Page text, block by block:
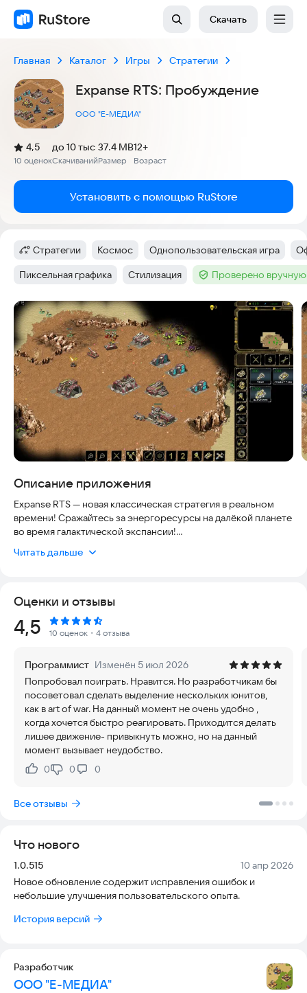
Скачать
Главная Каталог Игры Стратегии
Expanse RTS: Пробуждение
ООО "Е-МЕДИА"
Рейтинг:
4,5
(
10 оценок
)
Скачиваний
до 10 тыс
Размер
37.4 MB
Возраст
12+
Установить с помощью RuStore
Категория:
Стратегии Тег:
Космос Тег:
Однопользовательская игра
Тег:
Пиксельная графика Тег:
Стилизация Тег :Проверено
Скриншоты
Описание приложения
Expanse RTS — новая классическая стратегия в реальном
времени! Сражайтесь за энергоресурсы на далёкой планете
во время галактической экспансии!
В 25 веке человечество покинуло родную Землю для
обнаружено не было. На максимально дружелюбной к
землянам планете между тремя фракциями — учёными,
инженерами и военными — разгорелся конфликт. Каждая
захотела выполнить свою новую задачу: остаться, лететь
ресурсов планеты не хватит даже на две фракции. Кто
победит? Решать вам! Выберите фракцию и приведите её к
победе!
Вас ожидает:
Классическая стратегия в реальном времени
3 фракции, каждая со своими особенностями баланса и
Полноценный мультиплеер
Читать дальше
Оценки и отзывы
Рейтинг:
4,5 10 оценок ・4 отзыва
Программист Изменён 5 июл 2026
Попробовал поиграть. Нравится. Но разработчикам бы
посоветовал сделать выделение нескольких юнитов,
как в art of war. На данный момент не очень удобно ,
когда хочется быстро реагировать. Приходится делать
лишее движение- привыкнуть можно, но на данный
момент вызывает неудобство.
Нравится:
0Не нравится:
0 0
Все отзывы
Что нового
Версия:
1.0.515 Дата:
10 апр 2026
Новое обновление содержит исправления ошибок и
небольшие улучшения пользовательского опыта.
История версий
Разработчик
ООО "Е-МЕДИА"